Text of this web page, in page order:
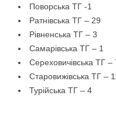
Поворська ТГ -1
Ратнівська ТГ – 29
Рівненська ТГ – 3
Самарівська ТГ – 1
Сереховичівська ТГ –
Старовижівська ТГ –
Турійська ТГ – 4